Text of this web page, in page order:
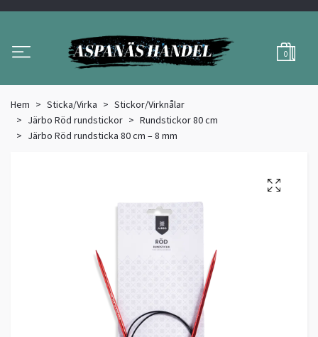
0
Hem Sticka/Virka
Stickor/Virknålar
Järbo Röd rundstickor
Rundstickor 80 cm
Järbo Röd rundsticka 80 cm – 8 mm